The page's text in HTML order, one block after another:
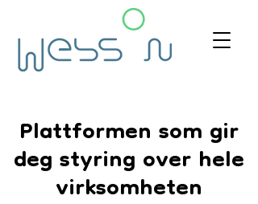
Plattformen som gir
deg styring over hele
virksomheten